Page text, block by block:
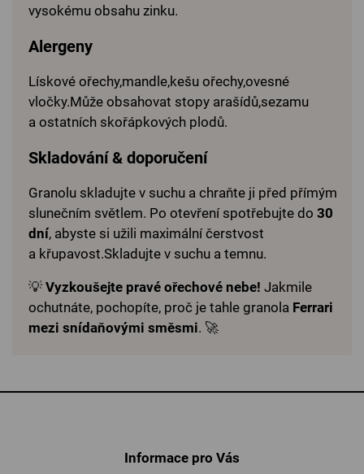
vysokému obsahu zinku.
Alergeny
Lískové ořechy,mandle,kešu ořechy,ovesné
vločky.Může obsahovat stopy arašídů,sezamu
a ostatních skořápkových plodů.
Skladování & doporučení
Granolu skladujte v suchu a chraňte ji před přímým
slunečním světlem. Po otevření spotřebujte do 30
dní, abyste si užili maximální čerstvost
a křupavost.Skladujte v suchu a temnu.
💡 Vyzkoušejte pravé ořechové nebe! Jakmile
ochutnáte, pochopíte, proč je tahle granola Ferrari
mezi snídaňovými směsmi. 🚀
Informace pro Vás